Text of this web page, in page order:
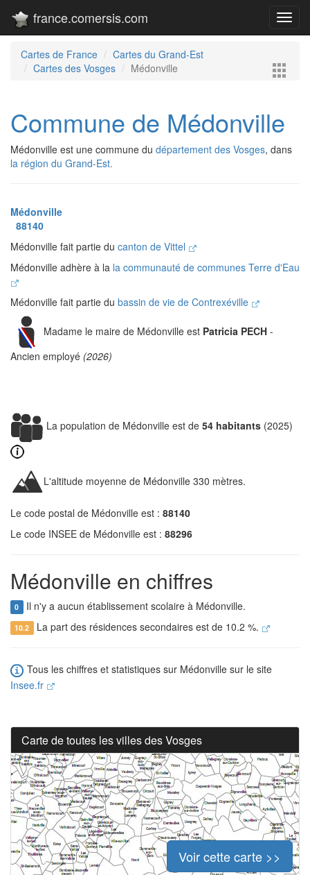
france.comersis.com
Cartes de France
Cartes du Grand-Est
Cartes des Vosges
Médonville
Commune de Médonville
Médonville est une commune du département des Vosges, dans
la région du Grand-Est.
Médonville
88140
Médonville fait partie du canton de Vittel
Médonville adhère à la la communauté de communes Terre d'Eau
Médonville fait partie du bassin de vie de Contrexéville
Madame le maire de Médonville est Patricia PECH -
Ancien employé (2026)
La population de Médonville est de 54 habitants (2025)
L'altitude moyenne de Médonville 330 mètres.
Le code postal de Médonville est : 88140
Le code INSEE de Médonville est : 88296
Médonville en chiffres
0 Il n'y a aucun établissement scolaire à Médonville.
10.2 La part des résidences secondaires est de 10.2 %.
Tous les chiffres et statistiques sur Médonville sur le site
Insee.fr
Carte de toutes les villes des Vosges
Voir cette carte >>